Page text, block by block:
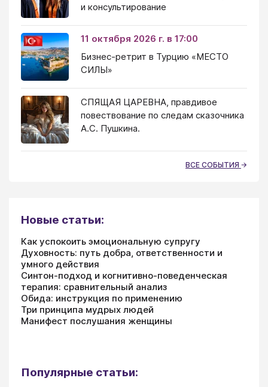
и консультирование
11 октября 2026 г. в 17:00
Бизнес-ретрит в Турцию «МЕСТО
СИЛЫ»
СПЯЩАЯ ЦАРЕВНА, правдивое
повествование по следам сказочника
А.С. Пушкина.
ВСЕ СОБЫТИЯ
Новые статьи:
Как успокоить эмоциональную супругу
Духовность: путь добра, ответственности и
умного действия
Синтон-подход и когнитивно-поведенческая
терапия: сравнительный анализ
Обида: инструкция по применению
Три принципа мудрых людей
Манифест послушания женщины
Популярные статьи: